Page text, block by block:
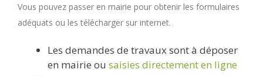
Vous pouvez passer en mairie pour obtenir les formulaires
adéquats ou les télécharger sur internet.
Les demandes de travaux sont à déposer
en mairie ou saisies directement en ligne